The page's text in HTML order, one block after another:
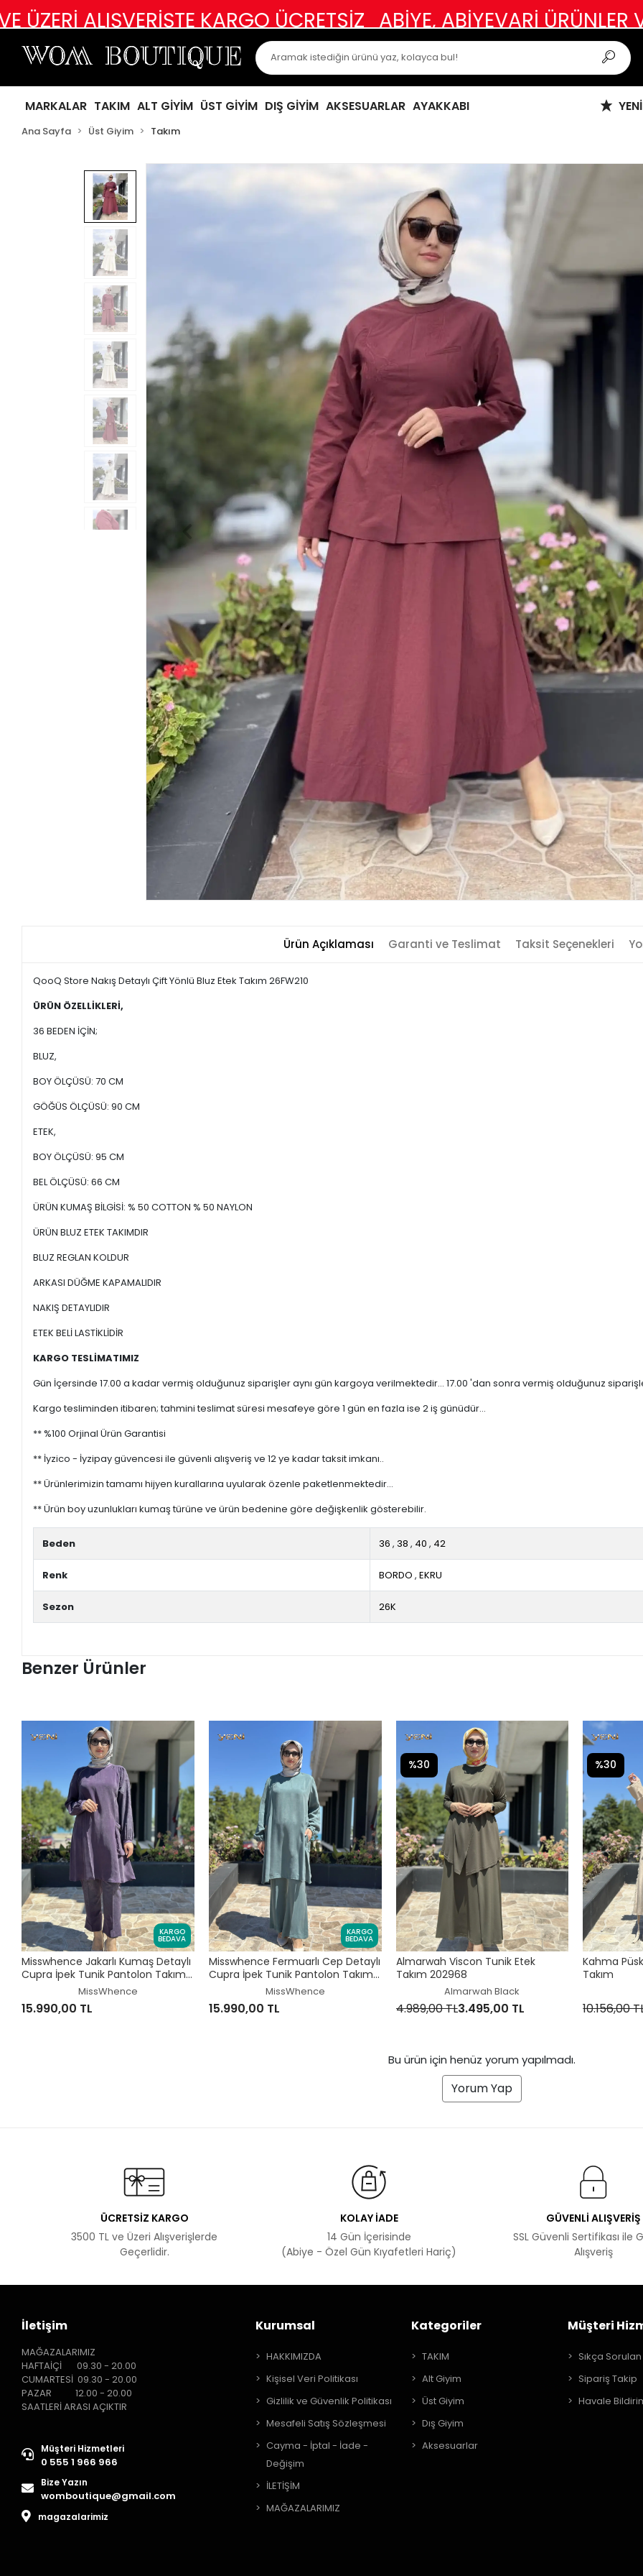
KARGO ÜCRETSİZ ABİYE, ABİYEVARİ ÜRÜNLER VE ÖZEL
MARKALAR TAKIM ALT GİYİM ÜST GİYİM DIŞ GİYİM AKSESUARLAR AYAKKABI
Ana Sayfa Üst Giyim Takım
Ürün Açıklaması Garanti ve Teslimat Taksit Seçenekleri
QooQ Store Nakış Detaylı Çift Yönlü Bluz Etek Takım 26FW210
ÜRÜN ÖZELLİKLERİ,
36 BEDEN İÇİN;
BLUZ,
BOY ÖLÇÜSÜ: 70 CM
GÖĞÜS ÖLÇÜSÜ: 90 CM
ETEK,
BOY ÖLÇÜSÜ: 95 CM
BEL ÖLÇÜSÜ: 66 CM
ÜRÜN KUMAŞ BİLGİSİ: % 50 COTTON % 50 NAYLON
ÜRÜN BLUZ ETEK TAKIMDIR
BLUZ REGLAN KOLDUR
ARKASI DÜĞME KAPAMALIDIR
NAKIŞ DETAYLIDIR
ETEK BELİ LASTİKLİDİR
KARGO TESLİMATIMIZ
Gün İçersinde 17.00 a kadar vermiş olduğunuz siparişler aynı gün kargoya verilmektedir... 17.00 'dan sonra vermiş olduğunuz
Kargo tesliminden itibaren; tahmini teslimat süresi mesafeye göre 1 gün en fazla ise 2 iş günüdür...
** %100 Orjinal Ürün Garantisi
** İyzico - İyzipay güvencesi ile güvenli alışveriş ve 12 ye kadar taksit imkanı..
** Ürünlerimizin tamamı hijyen kurallarına uyularak özenle paketlenmektedir...
** Ürün boy uzunlukları kumaş türüne ve ürün bedenine göre değişkenlik gösterebilir.
Beden 36 ,38 , 40 , 42
Renk BORDO ,EKRU
Sezon 26K
Benzer Ürünler
KARGO
BEDAVA
Misswhence Jakarlı Kumaş Detaylı
Cupra İpek Tunik Pantolon Takım
MissWhence
15.990,00 TL
KARGO
BEDAVA
Misswhence Fermuarlı Cep Detaylı
Cupra İpek Tunik Pantolon Takım
MissWhence
15.990,00 TL
Almarwah Viscon Tunik Etek
Takım 202968
Almarwah Black
4.989,00 TL3.495,00 TL
%30
Kahma
Takım
10.156,00
%30
Bu ürün için henüz yorum yapılmadı.
Yorum Yap
ÜCRETSİZ KARGO
3500 TL ve Üzeri Alışverişlerde
Geçerlidir.
KOLAY İADE
14 Gün İçerisinde
(Abiye - Özel Gün Kıyafetleri Hariç)
GÜVENLİ ALIŞVERİŞ
SSL Güvenli Sertifikası ile
Alışveriş
İletişim
MAĞAZALARIMIZ
HAFTAİÇİ 09.30 - 20.00
CUMARTESİ 09.30 - 20.00
PAZAR 12.00 - 20.00
SAATLERİ ARASI AÇIKTIR
Müşteri Hizmetleri
0 555 1 966 966
Bize Yazın
womboutique@gmail.com
magazalarimiz
Kurumsal
HAKKIMIZDA
Kişisel Veri Politikası
Gizlilik ve Güvenlik Politikası
Mesafeli Satış Sözleşmesi
Cayma - İptal - İade -
Değişim
İLETİŞİM
MAĞAZALARIMIZ
Kategoriler
TAKIM
Alt Giyim
Üst Giyim
Dış Giyim
Aksesuarlar
Müşteri
Sıkça
Sipariş Takip
Havale